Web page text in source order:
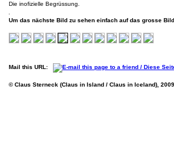
Die inofizielle Begrüssung.
Um das nächste Bild zu sehen einfach auf das grosse
Mail this URL:
© Claus Sterneck (Claus in Island / Claus in Iceland),